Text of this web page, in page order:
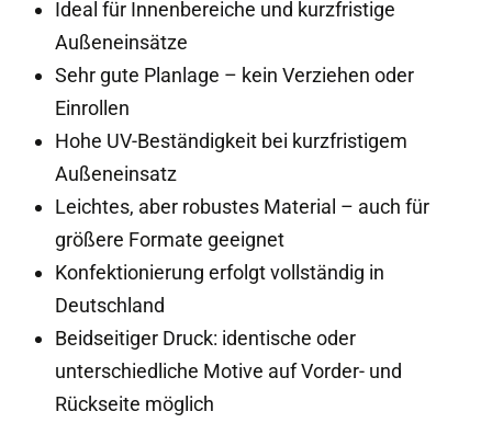
Ideal für Innenbereiche und kurzfristige
Außeneinsätze
Sehr gute Planlage – kein Verziehen oder
Einrollen
Hohe UV-Beständigkeit bei kurzfristigem
Außeneinsatz
Leichtes, aber robustes Material – auch für
größere Formate geeignet
Konfektionierung erfolgt vollständig in
Deutschland
Beidseitiger Druck: identische oder
unterschiedliche Motive auf Vorder- und
Rückseite möglich